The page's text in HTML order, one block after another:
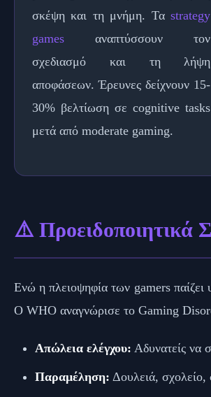
σκέψη και τη μνήμη. Ταstrategy
games αναπτύσσουν τον
σχεδιασμό και τη λήψη
αποφάσεων. Έρευνες δείχνουν 15-
30% βελτίωση σε cognitive tasks
μετά από moderate gaming.
⚠️ Προειδοποιητικά
Ενώ η πλειοψηφία των gamers
Ο WHO αναγνώρισε το Gaming
Απώλεια ελέγχου: Αδυνατείς να
Παραμέληση: Δουλειά, σχολείο,